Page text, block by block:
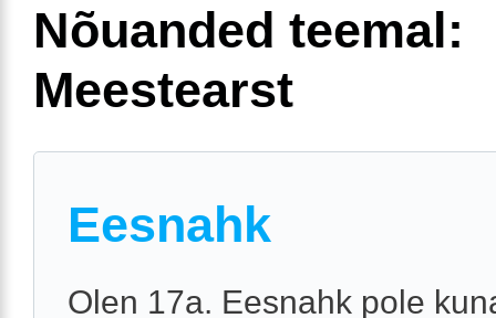
Nõuanded teemal:
Meestearst
Eesnahk
Olen 17a. Eesnahk pole